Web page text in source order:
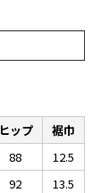
ヒップ
裾巾
88
12.5
92
13.5